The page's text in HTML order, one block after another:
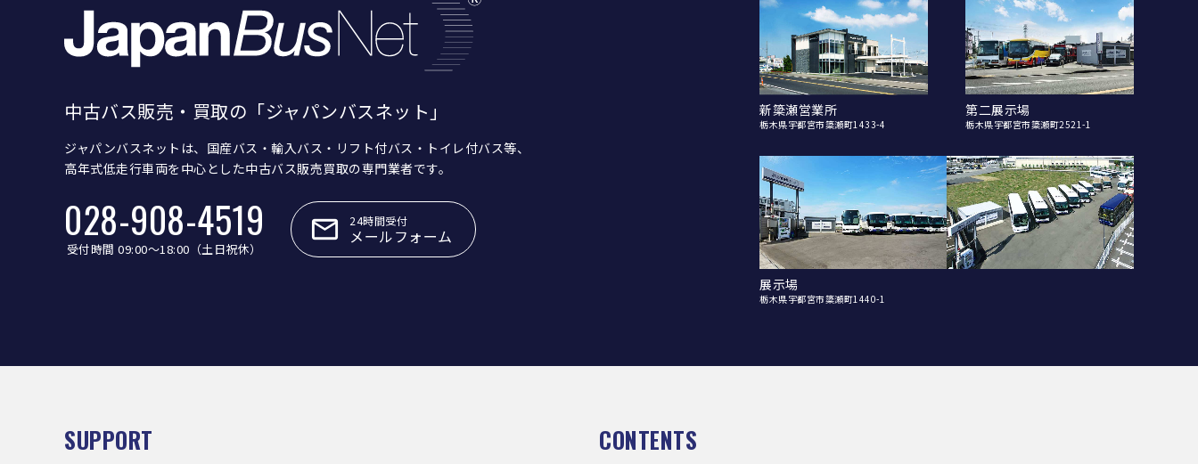
中古バス販売・買取の「ジャパンバスネット」
ジャパンバスネットは、国産バス・輸入バス・リフト付バス・トイレ付バス等、
高年式低走行車両を中心とした中古バス販売買取の専門業者です。
028-908-4519
受付時間 09:00〜18:00（土日祝休）
24時間受付
メールフォーム
新簗瀬営業所
栃木県宇都宮市簗瀬町1433-4
第二展示場
栃木県宇都宮市簗瀬町2521-1
展示場
栃木県宇都宮市簗瀬町1440-1
SUPPORT CONTENTS